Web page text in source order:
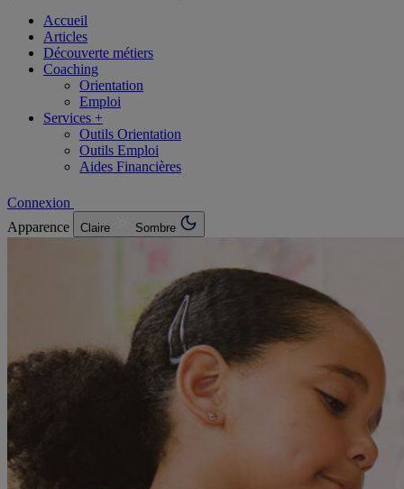
Accueil
Articles
Découverte métiers
Coaching
Orientation
Emploi
Services +
Outils Orientation
Outils Emploi
Aides Financières
Connexion
Apparence
Claire Sombre